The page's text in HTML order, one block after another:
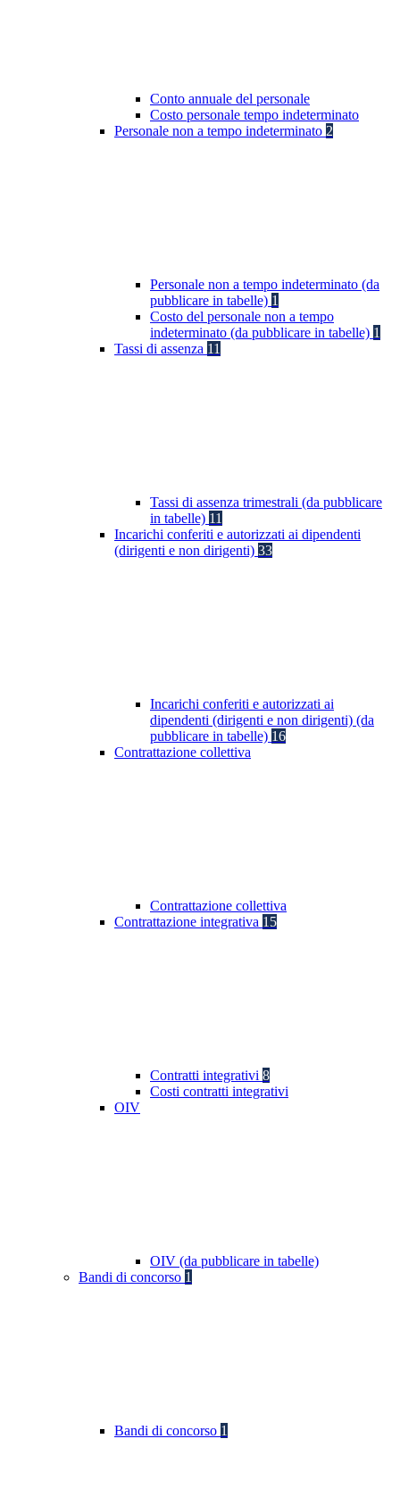
Conto annuale del personale
Costo personale tempo indeterminato
Personale non a tempo indeterminato 2
Personale non a tempo indeterminato (da
pubblicare in tabelle) 1
Costo del personale non a tempo
indeterminato (da pubblicare in tabelle) 1
Tassi di assenza 11
Tassi di assenza trimestrali (da pubblicare
in tabelle) 11
Incarichi conferiti e autorizzati ai dipendenti
(dirigenti e non dirigenti) 33
Incarichi conferiti e autorizzati ai
dipendenti (dirigenti e non dirigenti) (da
pubblicare in tabelle) 16
Contrattazione collettiva
Contrattazione collettiva
Contrattazione integrativa 15
Contratti integrativi 8
Costi contratti integrativi
OIV
OIV (da pubblicare in tabelle)
Bandi di concorso 1
Bandi di concorso 1